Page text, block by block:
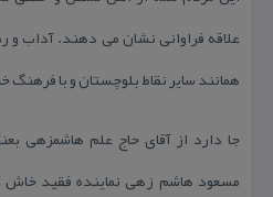
علاقه فراوانی نشان می دهند. آداب و
همانند سایر نقاط بلوچستان و با
جا دارد از آقای حاج علم هاشمزهی
مسعود هاشم زهی نماینده فقید